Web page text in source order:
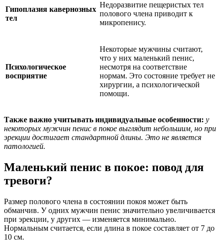
Гипоплазия кавернозных
тел
Недоразвитие пещеристых тел
полового члена приводит к
микропенису.
Психологическое
восприятие
Некоторые мужчины считают,
что у них маленький пенис,
несмотря на соответствие
нормам. Это состояние требует не
хирургии, а психологической
помощи.
Также важно учитывать индивидуальные особенности: у
некоторых мужчин пенис в покое выглядит небольшим, но при
эрекции достигает стандартной длины. Это не является
патологией.
Маленький пенис в покое: повод для
тревоги?
Размер полового члена в состоянии покоя может быть
обманчив. У одних мужчин пенис значительно увеличивается
при эрекции, у других — изменяется минимально.
Нормальным считается, если длина в покое составляет от 7 до
10 см.